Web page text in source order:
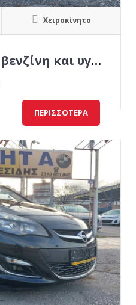
Χειροκίνητο
Opel Corsa 2014 βενζίνη και υγραέριο εργοστασίου
ΠΕΡΙΣΣΌΤΕΡΑ